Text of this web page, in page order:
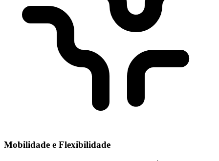
Mobilidade e Flexibilidade